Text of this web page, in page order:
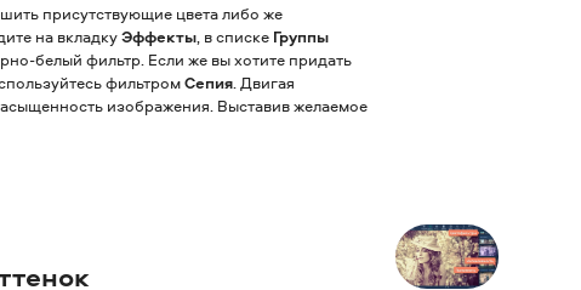
присутствующие цвета либо же
на вкладкуЭффекты, в списке Группы
белый фильтр. Если же вы хотите придать
фильтромСепия. Двигая
изображения. Выставив желаемое